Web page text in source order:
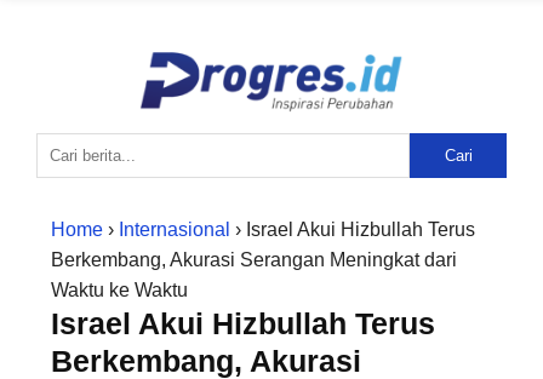
Cari
Home › Internasional › Israel Akui Hizbullah Terus
Berkembang, Akurasi Serangan Meningkat dari
Waktu ke Waktu
Israel Akui Hizbullah Terus
Berkembang, Akurasi